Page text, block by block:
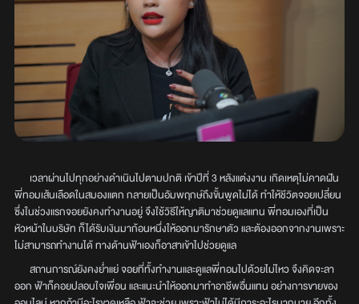
เวลาผ่านไปทุกอย่างดำเนินไปตามปกติ เข้าปีที่ 3 หลังแต่งงาน เกิดเหตุไม่คาดฝัน
พี่ทอมเส้นเลือดในสมองแตก กลายเป็นอัมพฤกษ์ถึงขั้นพูดไม่ได้ ทำให้ชีวิตจอยเปลี่ยน
ซึ่งในช่วงแรกจอยยังคงทำงานอยู่ จึงใช้วิธีให้ญาติมาช่วยดูแลแทน พี่ทอมเองที่เป็น
หัวหน้าในบริษัท ก็ได้รับเงินมาก้อนหนึ่งให้ออกมารักษาตัว และต้องออกจากงานเพราะ
ไม่สามารถทำงานได้ ทางด้านฟ้าเองก็อาสาเข้าไปช่วยดูแล
สถานการณ์ยังคงย่ำแย่ จอยที่ทั้งทำงานและดูแลพี่ทอมไปด้วยไม่ไหว จึงคิดจะลา
ออก ฟ้าก็คอยปลอบใจเพื่อน และแนะนำให้ออกมาทำอาชีพอื่นแทน อย่างการขายของ